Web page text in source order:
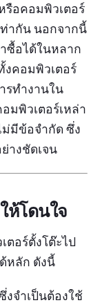
รือคอมพิวเตอร์
ท่ากัน นอกจากนี้
ซื้อได้ในหลาก
งคอมพิวเตอร์
รทำงานใน
มพิวเตอร์เหล่า
มีข้อจำกัด ซึ่ง
างชัดเจน
ห้โดนใจ
ตอร์ตั้งโต๊ะไป
หลัก ดังนี้
จำเป็นต้องใช้